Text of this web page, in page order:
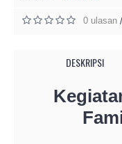
0 ulasan /
DESKRIPSI